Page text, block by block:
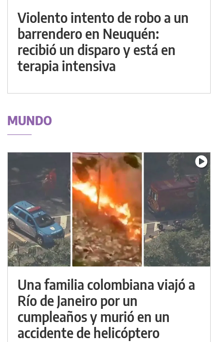
Violento intento de robo a un
barrendero en Neuquén:
recibió un disparo y está en
terapia intensiva
MUNDO
Una familia colombiana viajó a
Río de Janeiro por un
cumpleaños y murió en un
accidente de helicóptero